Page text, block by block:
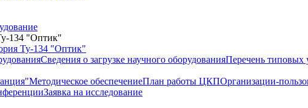
134 "Оптик"
Ту-134 "Оптик"
Сведения о загрузке научного оборудованияПеречень типовых
Методическое обеспечениеПлан работы ЦКПОрганизации-
Заявка на исследование